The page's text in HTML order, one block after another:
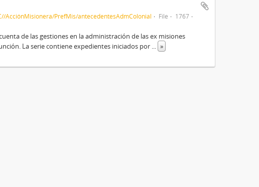
AcciónMisionera/PrefMis/antecedentesAdmColonial File
1767
de las gestiones en la administración de las ex misiones
La serie contiene expedientes iniciados por ... »